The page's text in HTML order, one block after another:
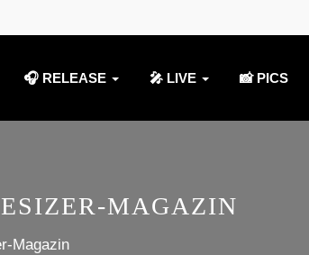
🎧 RELEASE 🎤 LIVE 📸 PICS
MAGAZIN
Magazin